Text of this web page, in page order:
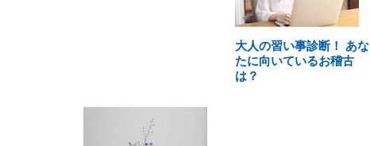
大人の習い事診断！ あな
たに向いているお稽古
は？